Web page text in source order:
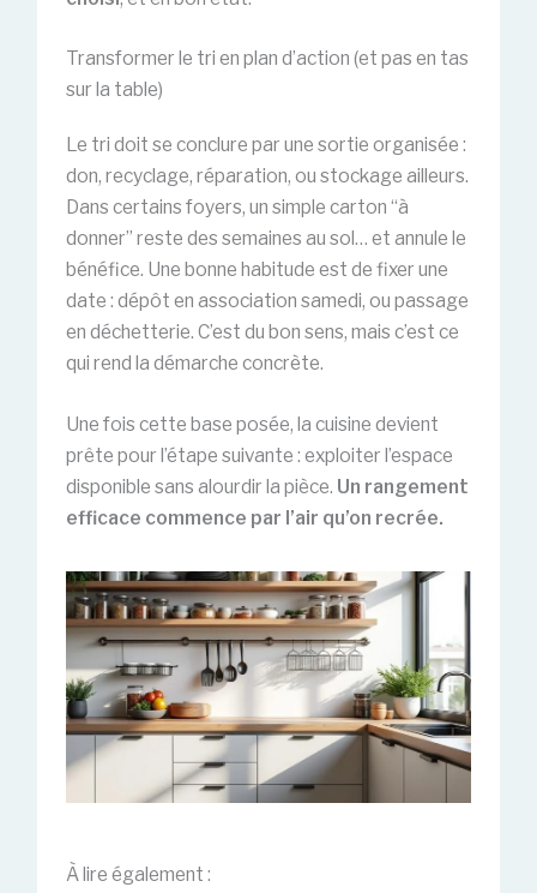
Transformer le tri en plan d’action (et pas en tas
sur la table)
Le tri doit se conclure par une sortie organisée :
don, recyclage, réparation, ou stockage ailleurs.
Dans certains foyers, un simple carton “à
donner” reste des semaines au sol… et annule le
bénéfice. Une bonne habitude est de fixer une
date : dépôt en association samedi, ou passage
en déchetterie. C’est du bon sens, mais c’est ce
qui rend la démarche concrète.
Une fois cette base posée, la cuisine devient
prête pour l’étape suivante : exploiter l’espace
disponible sans alourdir la pièce. Un rangement
efficace commence par l’air qu’on recrée.
À lire également :